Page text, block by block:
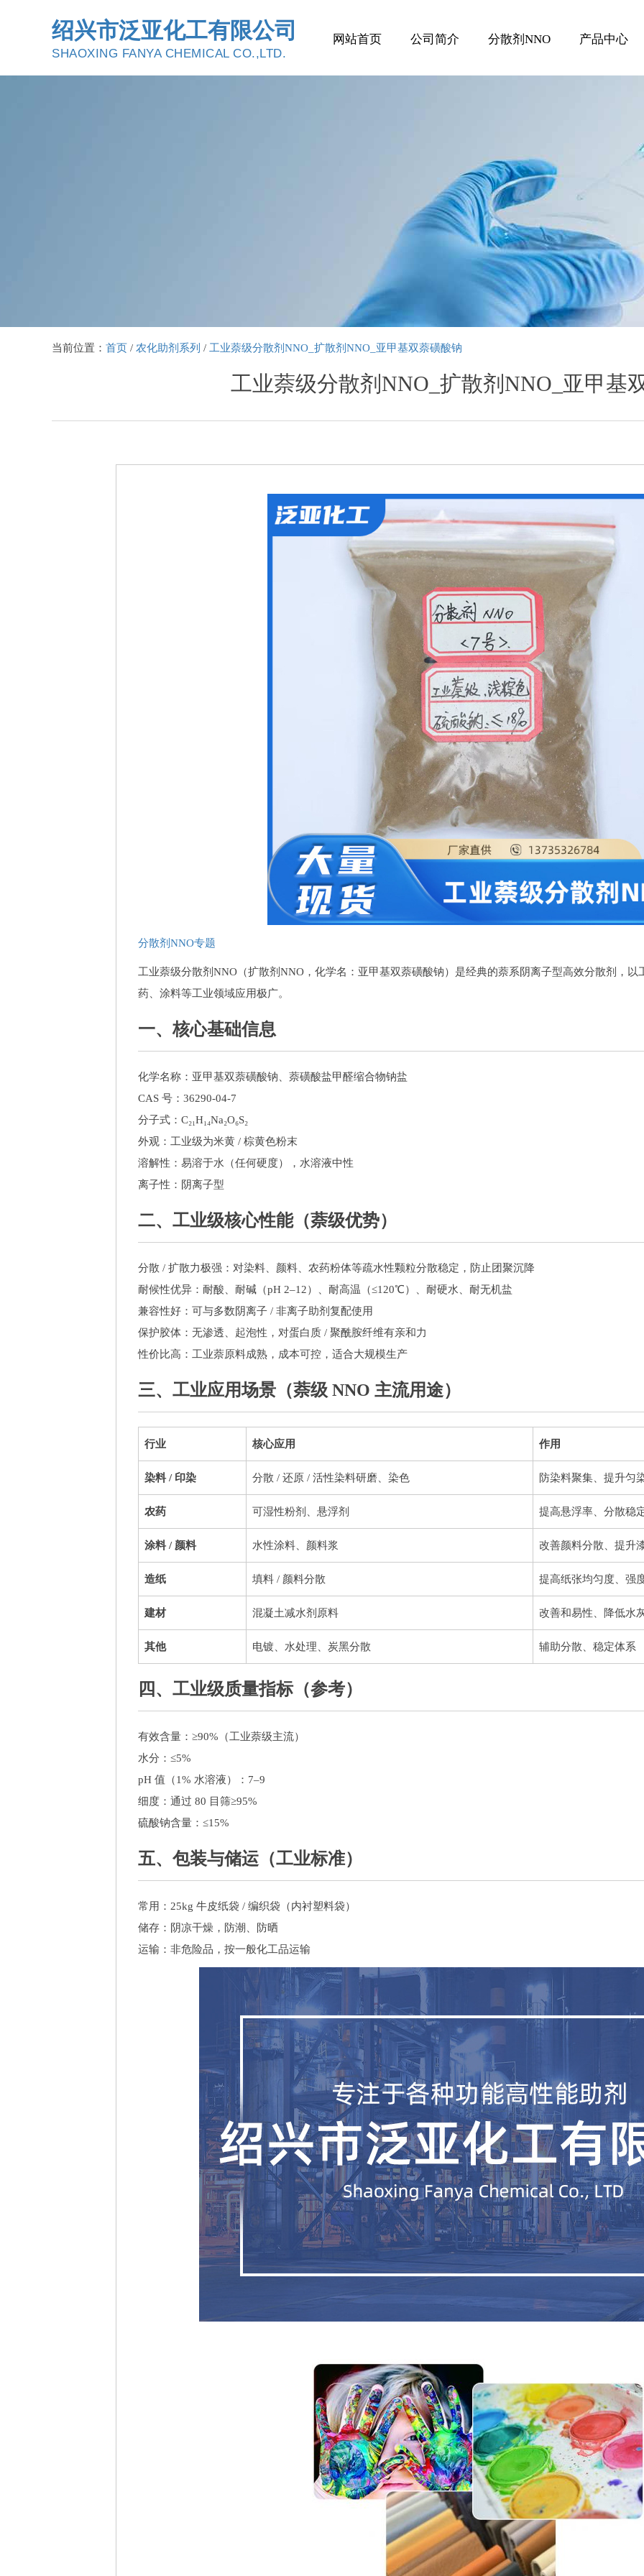
绍兴市泛亚化工有限公司
SHAOXING FANYA CHEMICAL CO.,LTD.
网站首页 公司简介 分散剂NNO 产品中心
当前位置： 首页 / 农化助剂系列 / 工业萘级分散剂NNO_扩散剂NNO_亚甲基双萘磺酸钠
工业萘级分散剂NNO_扩散剂NNO_亚甲基
分散剂NNO专题
工业萘级分散剂NNO（扩散剂NNO，化学名：亚甲基双萘磺酸钠）是经典的萘系阴离子型高效分散剂，
药、涂料等工业领域应用极广。
一、核心基础信息
化学名称：亚甲基双萘磺酸钠、萘磺酸盐甲醛缩合物钠盐
CAS 号：36290-04-7
分子式：C₂₁H₁₄Na₂O₆S₂
外观：工业级为米黄 / 棕黄色粉末
溶解性：易溶于水（任何硬度），水溶液中性
离子性：阴离子型
二、工业级核心性能（萘级优势）
分散 / 扩散力极强：对染料、颜料、农药粉体等疏水性颗粒分散稳定，防止团聚沉降
耐候性优异：耐酸、耐碱（pH 2–12）、耐高温（≤120℃）、耐硬水、耐无机盐
兼容性好：可与多数阴离子 / 非离子助剂复配使用
保护胶体：无渗透、起泡性，对蛋白质 / 聚酰胺纤维有亲和力
性价比高：工业萘原料成熟，成本可控，适合大规模生产
三、工业应用场景（萘级 NNO 主流用途）
行业 核心应用 作用
染料 / 印染 分散 / 还原 / 活性染料研磨、染色 防染料聚集、提升匀
农药 可湿性粉剂、悬浮剂 提高悬浮率、分散稳
涂料 / 颜料 水性涂料、颜料浆 改善颜料分散、提升
造纸 填料 / 颜料分散 提高纸张均匀度、强
建材 混凝土减水剂原料 改善和易性、降低水
其他 电镀、水处理、炭黑分散 辅助分散、稳定体系
四、工业级质量指标（参考）
有效含量：≥90%（工业萘级主流）
水分：≤5%
pH 值（1% 水溶液）：7–9
细度：通过 80 目筛≥95%
硫酸钠含量：≤15%
五、包装与储运（工业标准）
常用：25kg 牛皮纸袋 / 编织袋（内衬塑料袋）
储存：阴凉干燥，防潮、防晒
运输：非危险品，按一般化工品运输